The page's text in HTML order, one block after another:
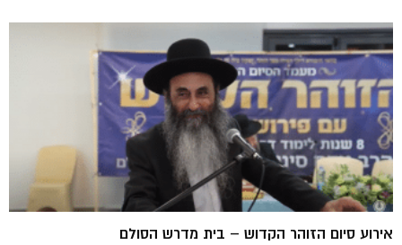
אירוע סיום הזוהר הקדוש – בית מדרש הסולם